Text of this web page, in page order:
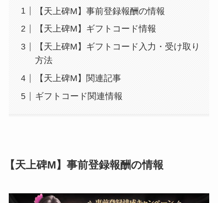
【天上碑M】事前登録報酬の情報
【天上碑M】ギフトコード情報
【天上碑M】ギフトコード入力・受け取り
方法
【天上碑M】関連記事
ギフトコード関連情報
【天上碑M】事前登録報酬の情報